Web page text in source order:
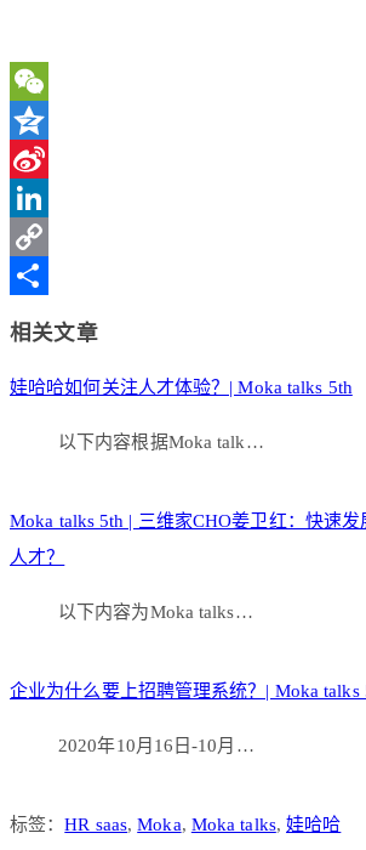
WeChat
Qzone
Sina
Weibo
LinkedIn
Copy
相关文章
娃哈哈如何关注人才体验？| Moka talks 5th
以下内容根据Moka talk…
Moka talks 5th | 三维家CHO姜卫红：快速发
人才？
以下内容为Moka talks…
企业为什么要上招聘管理系统？| Moka talks
2020年10月16日-10月…
标签：HR saas,Moka, Moka talks,娃哈哈